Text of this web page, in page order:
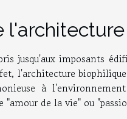
jusqu'aux imposants
l'architecture
à
de la vie" ou